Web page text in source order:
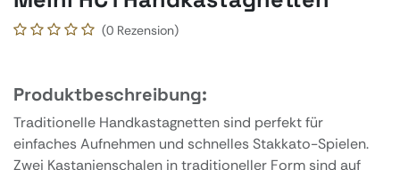
(0 Rezension)
Produktbeschreibung:
Traditionelle Handkastagnetten sind perfekt für
einfaches Aufnehmen und schnelles Stakkato-Spielen.
Zwei Kastanienschalen in traditioneller Form sind auf